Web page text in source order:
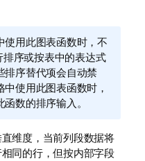
使用此图表函数时，不
排序或按表中的表达式
排序替代项会自动禁
使用此图表函数时，
数的排序输入。
维度，当前列段数据将
同的行，但按内部字段